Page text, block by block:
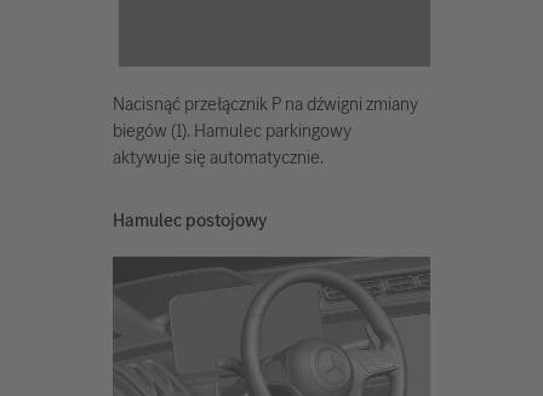
Nacisnąć przełącznik P na dźwigni zmiany
biegów (1). Hamulec parkingowy
aktywuje się automatycznie.
Hamulec postojowy